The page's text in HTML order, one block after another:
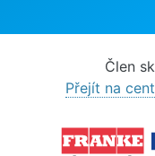
Člen
Přejít na